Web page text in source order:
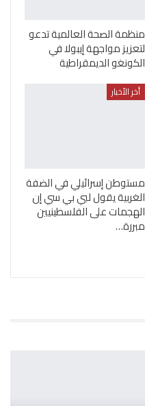
منظمة الصحة العالمية تدعو
لتعزيز مواجهة إيبولا في
الكونغو الديمقراطية
أخر الأخبار
مستوطن إسرائيلي في الضفة
الغربية يقول لبي بي سي إن
الهجمات على الفلسطينيين
مبررة…